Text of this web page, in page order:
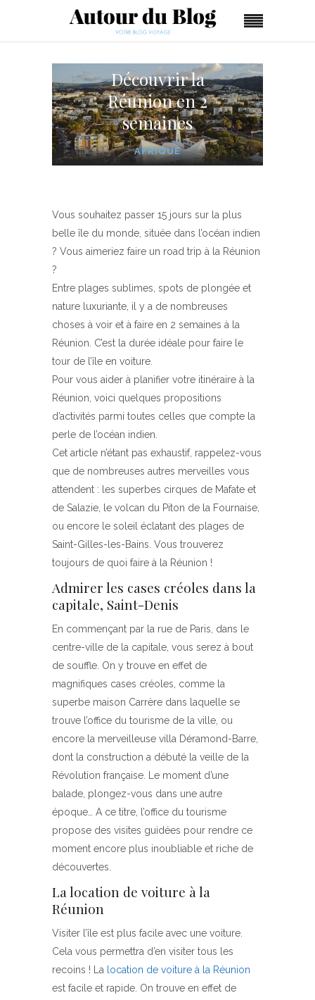
Découvrir la
Réunion en 2
semaines
AFRIQUE
Vous souhaitez passer 15 jours sur la plus
belle île du monde, située dans l’océan indien
? Vous aimeriez faire un road trip à la Réunion
?
Entre plages sublimes, spots de plongée et
nature luxuriante, il y a de nombreuses
choses à voir et à faire en 2 semaines à la
Réunion. C’est la durée idéale pour faire le
tour de l’île en voiture.
Pour vous aider à planifier votre itinéraire à la
Réunion, voici quelques propositions
d’activités parmi toutes celles que compte la
perle de l’océan indien.
Cet article n’étant pas exhaustif, rappelez-vous
que de nombreuses autres merveilles vous
attendent : les superbes cirques de Mafate et
de Salazie, le volcan du Piton de la Fournaise,
ou encore le soleil éclatant des plages de
Saint-Gilles-les-Bains. Vous trouverez
toujours de quoi faire à la Réunion !
Admirer les cases créoles dans la
capitale, Saint-Denis
En commençant par la rue de Paris, dans le
centre-ville de la capitale, vous serez à bout
de souffle. On y trouve en effet de
magnifiques cases créoles, comme la
superbe maison Carrère dans laquelle se
trouve l’office du tourisme de la ville, ou
encore la merveilleuse villa Déramond-Barre,
dont la construction a débuté la veille de la
Révolution française. Le moment d’une
balade, plongez-vous dans une autre
époque… A ce titre, l’office du tourisme
propose des visites guidées pour rendre ce
moment encore plus inoubliable et riche de
découvertes.
La location de voiture à la
Réunion
Visiter l’île est plus facile avec une voiture.
Cela vous permettra d’en visiter tous les
recoins ! La
location de voiture à la Réunion
est facile et rapide. On trouve en effet de